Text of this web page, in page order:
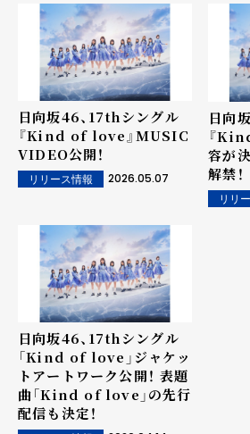
日向坂46、17thシングル
『Kind of love』MUSIC
VIDEO公開！
リリース情報 2026.05.07
日向
『
容が
解禁！
リリ
日向坂46、17thシングル
「Kind of love」ジャケッ
トアートワーク公開！ 表題
曲「Kind of love」の先行
配信も決定！